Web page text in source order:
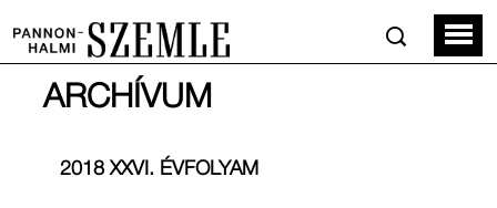
ARCHÍVUM
2018 XXVI. ÉVFOLYAM